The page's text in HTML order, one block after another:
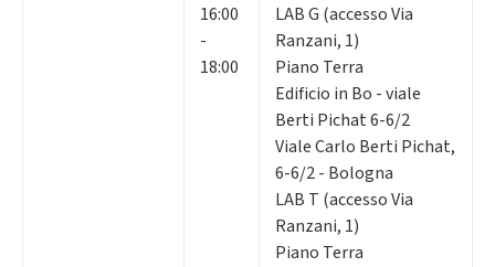
16:00
-
18:00
LAB G (accesso Via
Ranzani, 1)
Piano Terra
Edificio in Bo - viale
Berti Pichat 6-6/2
Viale Carlo Berti Pichat,
6-6/2 - Bologna
LAB T (accesso Via
Ranzani, 1)
Piano Terra